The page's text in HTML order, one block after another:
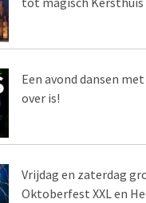
Een avond dansen
over is!
Vrijdag en zaterdag
Oktoberfest XXL en